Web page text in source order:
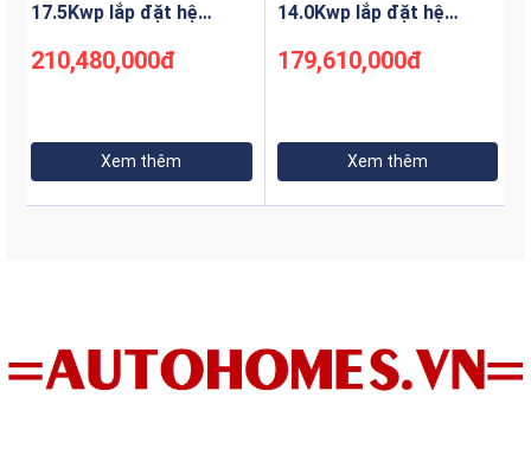
17.5Kwp lắp đặt hệ
210,480,000đ
Xem thêm
14.0Kwp lắp đặt hệ
179,610,000đ
Xem thêm